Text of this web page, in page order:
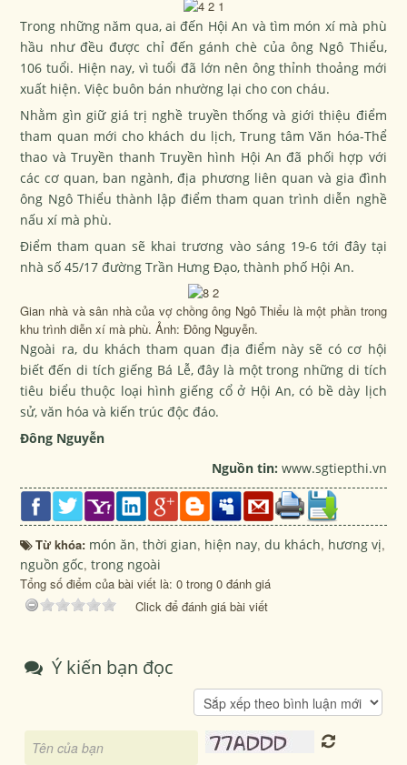
Trong những năm qua, ai đến Hội An và tìm món xí mà phù
hầu như đều được chỉ đến gánh chè của ông Ngô Thiểu,
106 tuổi. Hiện nay, vì tuổi đã lớn nên ông thỉnh thoảng mới
xuất hiện. Việc buôn bán nhường lại cho con cháu.
Nhằm gìn giữ giá trị nghề truyền thống và giới thiệu điểm
tham quan mới cho khách du lịch, Trung tâm Văn hóa-Thể
thao và Truyền thanh Truyền hình Hội An đã phối hợp với
các cơ quan, ban ngành, địa phương liên quan và gia đình
ông Ngô Thiểu thành lập điểm tham quan trình diễn nghề
nấu xí mà phù.
Điểm tham quan sẽ khai trương vào sáng 19-6 tới đây tại
nhà số 45/17 đường Trần Hưng Đạo, thành phố Hội An.
Gian nhà và sân nhà của vợ chồng ông Ngô Thiểu là một phần trong
khu trình diễn xí mà phù. Ảnh: Đông Nguyễn.
Ngoài ra, du khách tham quan địa điểm này sẽ có cơ hội
biết đến di tích giếng Bá Lễ, đây là một trong những di tích
tiêu biểu thuộc loại hình giếng cổ ở Hội An, có bề dày lịch
sử, văn hóa và kiến trúc độc đáo.
Đông Nguyễn
Nguồn tin: www.sgtiepthi.vn
Từ khóa: món ăn,thời gian, hiện nay,du khách, hương vị,
nguồn gốc,trong ngoài
Tổng số điểm của bài viết là: 0 trong 0 đánh giá
Click để đánh giá bài viết
Ý kiến bạn đọc